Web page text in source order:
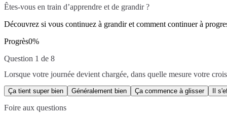
Êtes-vous en train d’apprendre et de grandir ?
Découvrez si vous continuez à grandir et comment continuer à
Progrès0%
Question 1 de 8
Lorsque votre journée devient chargée, dans quelle mesure votre
Ça tient super bien Généralement bien Ça commence à glisser Il
Foire aux questions